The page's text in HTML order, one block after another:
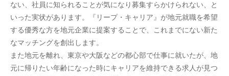
ない、社員に知られることが気になり募集すらかけられない、と
いった実状があります。『リープ・キャリア』が地元就職を希望
する優秀な方を地元企業に提案することで、これまでにない新た
なマッチングを創出します。
また地元を離れ、東京や大阪などの都心部で仕事に就いたが、地
元に帰りたい年齢になった時にキャリアを維持できる求人が見つ